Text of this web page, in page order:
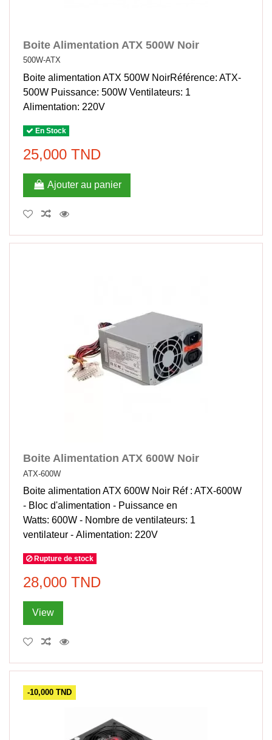
Boite Alimentation ATX 500W Noir
500W-ATX
Boite alimentation ATX 500W NoirRéférence: ATX-
500W Puissance: 500W Ventilateurs: 1
Alimentation: 220V
En Stock
25,000 TND
Ajouter au panier
Boite Alimentation ATX 600W Noir
ATX-600W
Boite alimentation ATX 600W Noir Réf : ATX-600W
- Bloc d'alimentation - Puissance en
Watts: 600W - Nombre de ventilateurs: 1
ventilateur - Alimentation: 220V
Rupture de stock
28,000 TND
View
-10,000 TND